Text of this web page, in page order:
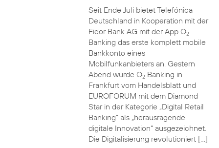
Seit Ende Juli bietet Telefónica
Deutschland in Kooperation mit der
Fidor Bank AG mit der App O2
Banking das erste komplett mobile
Bankkonto eines
Mobilfunkanbieters an. Gestern
Abend wurde O2Banking in
Frankfurt vom Handelsblatt und
EUROFORUM mit dem Diamond
Star in der Kategorie „Digital Retail
Banking“ als „herausragende
digitale Innovation“ ausgezeichnet.
Die Digitalisierung revolutioniert […]